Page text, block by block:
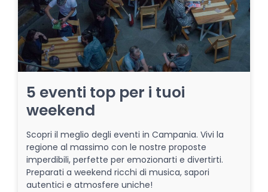
5 eventi top per i tuoi
weekend
Scopri il meglio degli eventi in Campania. Vivi la
regione al massimo con le nostre proposte
imperdibili, perfette per emozionarti e divertirti.
Preparati a weekend ricchi di musica, sapori
autentici e atmosfere uniche!